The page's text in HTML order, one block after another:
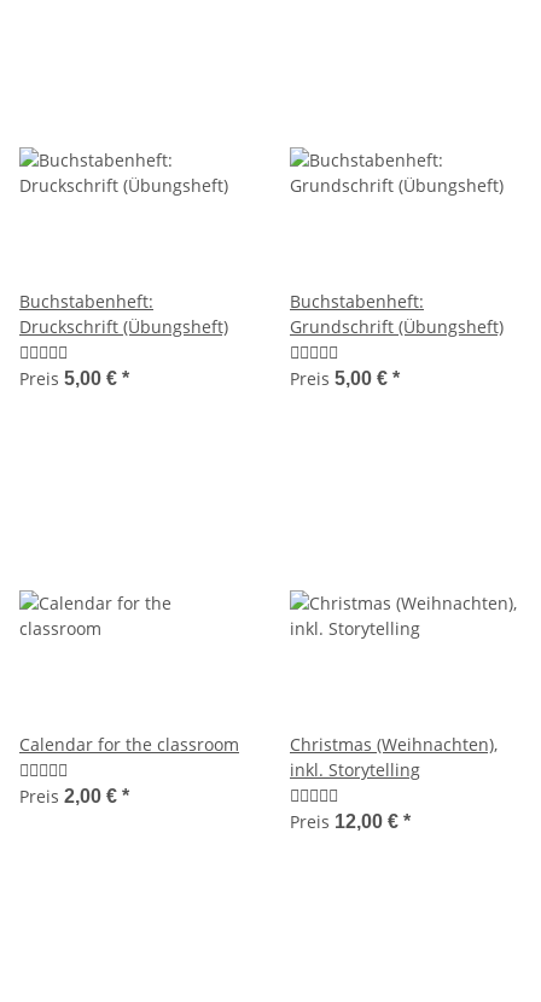
Buchstabenheft:
Druckschrift (Übungsheft)
Preis 5,00 € *
Buchstabenheft:
Grundschrift (Übungsheft)
Preis 5,00 € *
Calendar for the classroom
Preis 2,00 € *
Christmas (Weihnachten),
inkl. Storytelling
Preis 12,00 € *